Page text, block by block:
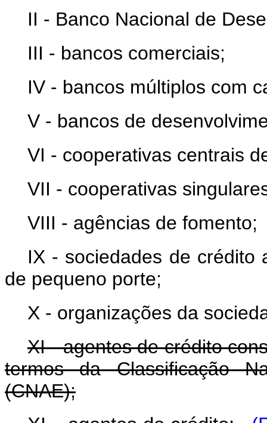
II - Banco Nacional de
III - bancos comerciais;
IV - bancos múltiplos com
V - bancos de
VI - cooperativas centrais
VII - cooperativas
VIII - agências de fomento;
IX - sociedades de crédito
de pequeno porte;
X - organizações da
XI - agentes de crédito
termos da Classificação
(CNAE);